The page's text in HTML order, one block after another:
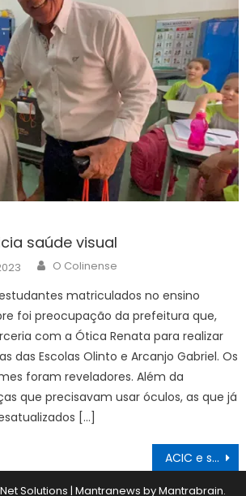
saúde visual
Author
O Colinense
matriculados no ensino
foi preocupação da prefeitura que,
com a Ótica Renata para realizar
das Escolas Olinto e Arcanjo Gabriel. Os
foram reveladores. Além da
que precisavam usar óculos, as que já
[…]
ACIC e seus conveniados agora são Unimed/Barretos
Solutions | Mantranews byMantrabrain.